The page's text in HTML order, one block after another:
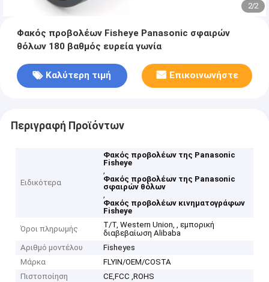
2/2
Φακός προβολέων Fisheye Panasonic σφαιρών
θόλων 180 βαθμός ευρεία γωνία
Καλύτερη τιμή Επικοινωνήστε
Περιγραφή Προϊόντων
Ειδικότερα
Φακός προβολέων της Panasonic
Fisheye
,
Φακός προβολέων της Panasonic
σφαιρών θόλων
,
Φακός προβολέων κινηματογράφων
Fisheye
Όροι πληρωμής
T/T, Western Union, , εμπορική
διαβεβαίωση Alibaba
Αριθμό μοντέλου
Fisheyes
Μάρκα
FLYIN/OEM/COSTA
Πιστοποίηση
CE,FCC ,ROHS